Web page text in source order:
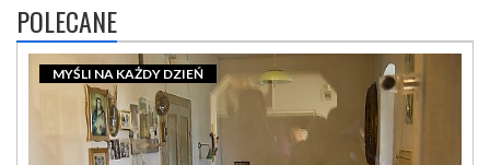
POLECANE
MYŚLI NA KAŻDY DZIEŃ